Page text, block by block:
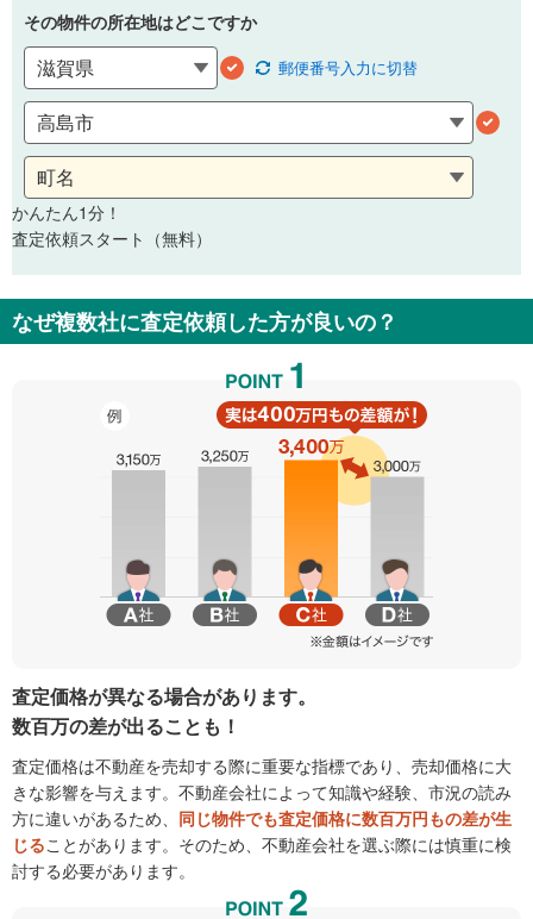
その物件の所在地はどこですか
郵便番号入力に切替
かんたん1分！
査定依頼スタート（無料）
なぜ複数社に査定依頼した方が良いの？
査定価格が異なる場合があります。
数百万の差が出ることも！
査定価格は不動産を売却する際に重要な指標であり、売却価格に大
きな影響を与えます。不動産会社によって知識や経験、市況の読み
方に違いがあるため、 同じ物件でも査定価格に数百万円もの差が生
じることがあります。そのため、不動産会社を選ぶ際には慎重に検
討する必要があります。